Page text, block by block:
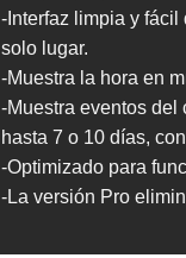
-Interfaz limpia y
solo lugar.
-Muestra la hora en
-Muestra eventos
hasta 7 o 10 días,
-Optimizado para
-La versión Pro